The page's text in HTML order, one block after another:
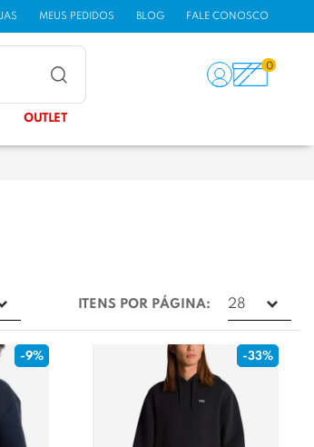
MEUS PEDIDOS BLOG FALE CONOSCO
0
OUTLET
ITENS POR PÁGINA:
-9% -33%